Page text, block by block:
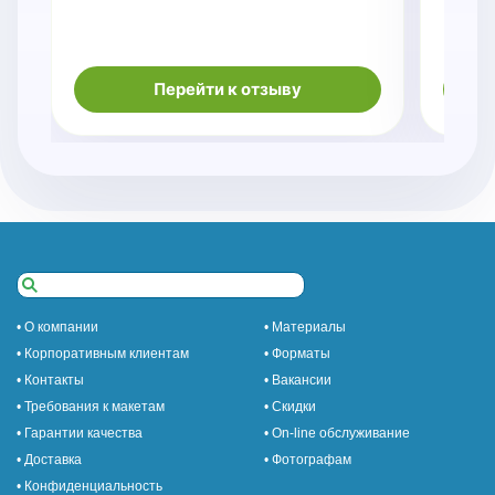
Перейти к отзыву
• О компании
• Материалы
• Корпоративным клиентам
• Форматы
• Контакты
• Вакансии
• Требования к макетам
• Скидки
• Гарантии качества
• On-line обслуживание
• Доставка
• Фотографам
• Конфиденциальность